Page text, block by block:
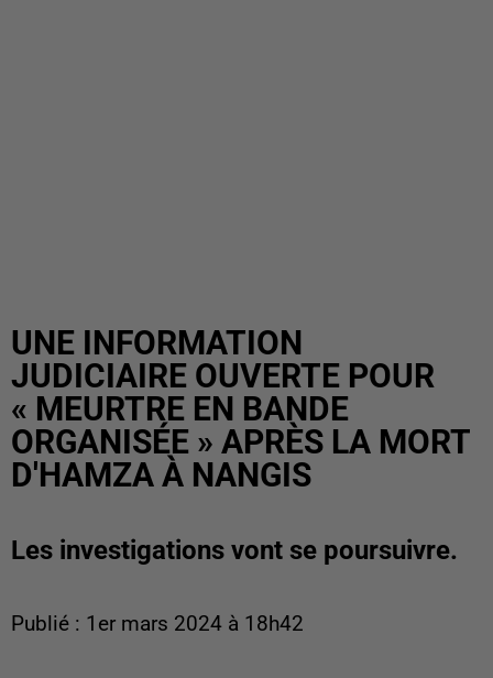
UNE INFORMATION
JUDICIAIRE OUVERTE POUR
« MEURTRE EN BANDE
ORGANISÉE » APRÈS LA MORT
D'HAMZA À NANGIS
Les investigations vont se poursuivre.
Publié : 1er mars 2024 à 18h42